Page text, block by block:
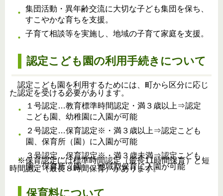
集団活動・異年齢交流に大切な子ども集団を保ち、
すこやかな育ちを支援。
子育て相談等を実施し、地域の子育て家庭を支援。
認定こども園の利用手続きについて
認定こども園を利用するためには、町から区分に応じ
た認定を受ける必要があります。
１号認定…教育標準時間認定・満３歳以上⇒認定
こども園、幼稚園に入園が可能
２号認定…保育認定※・満３歳以上⇒認定こども
園、保育所（園）に入園が可能
３号認定…保育認定※・満３歳未満⇒認定こども
園、保育所（園）、地域型保育に入園が可能
※保育認定には標準時間認定（最長11時間保育）と短
時間認定（最長８時間保育）があります。
保育料について